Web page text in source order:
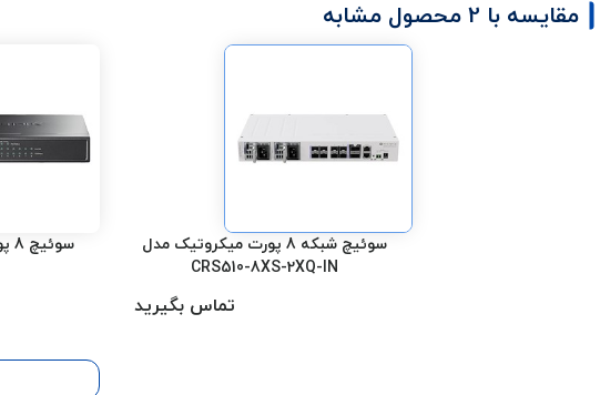
مقایسه با 2 محصول مشابه
سوئیچ شبکه 8 پورت میکروتیک مدل
CRS510-8XS-2XQ-IN
تماس بگیرید